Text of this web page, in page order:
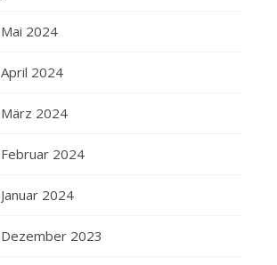
Mai 2024
April 2024
März 2024
Februar 2024
Januar 2024
Dezember 2023